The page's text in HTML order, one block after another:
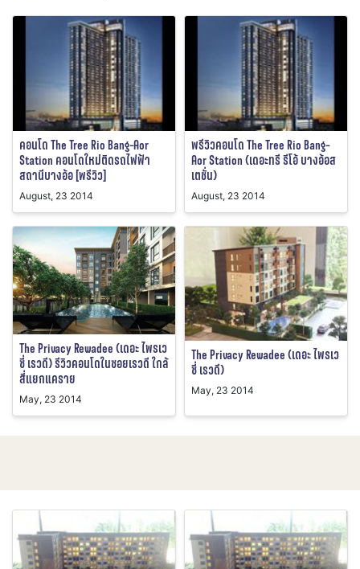
คอนโด The Tree Rio Bang-Aor
Station คอนโดใหม่ติดรถไฟฟ้า
สถานีบางอ้อ [พรีวิว]
August, 23 2014
พรีวิวคอนโด The Tree Rio Bang-
Aor Station (เดอะทรี รีโอ้ บางอ้อส
เตชั่น)
August, 23 2014
The Privacy Rewadee (เดอะ ไพรเว
ซี่ เรวดี) รีวิวคอนโดในซอยเรวดี ใกล้
สี่แยกแคราย
May, 23 2014
The Privacy Rewadee (เดอะ ไพรเว
ซี่ เรวดี)
May, 23 2014